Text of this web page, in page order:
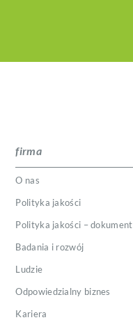
firma
O nas
Polityka jakości
Polityka jakości – dokument
Badania i rozwój
Ludzie
Odpowiedzialny biznes
Kariera